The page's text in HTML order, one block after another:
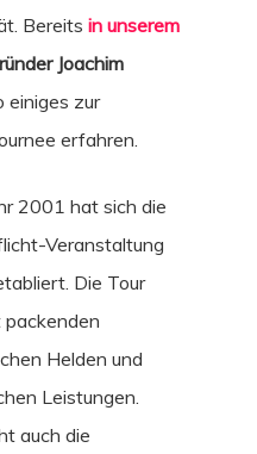
Bereitsin unserem
Joachim
zur
erfahren.
2001 hat sich die
Veranstaltung
Die Tour
Helden und
Leistungen.
auch die